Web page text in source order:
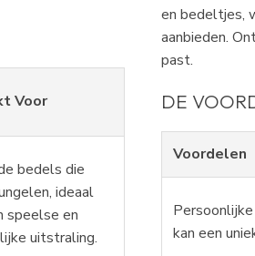
Voor
bedels die
ideaal
speelse en
uitstraling.
en bedeltjes,
aanbieden.
past.
DE
Voordelen
kan een